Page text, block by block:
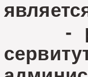
-